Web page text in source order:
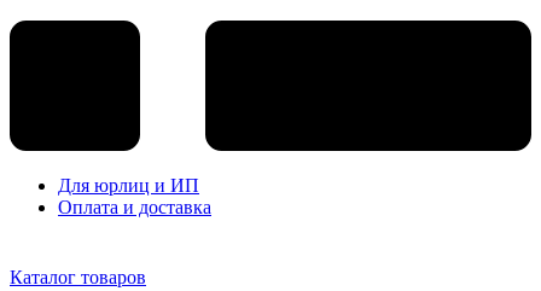
Для юрлиц и ИП
Оплата и доставка
Каталог товаров